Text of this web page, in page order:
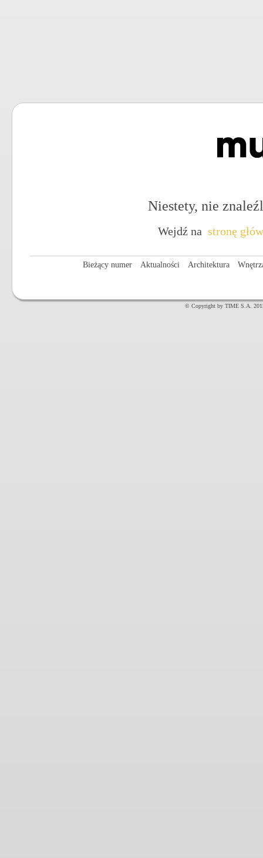
Niestety, nie
Wejdź na stronę
Bieżący numer Aktualności Architektura
© Copyright by TIME S.A.